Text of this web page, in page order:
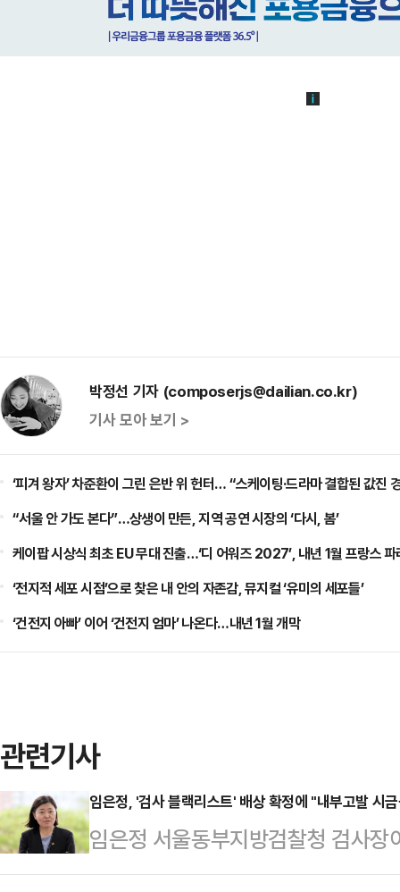
박정선 기자 (composerjs@dailian.co.kr)
기사 모아 보기 >
‘피겨 왕자’ 차준환이 그린 은반 위 헌터… “스케이팅·드라마 결합된 값진
“서울 안 가도 본다”…상생이 만든, 지역 공연 시장의 ‘다시, 봄’
케이팝 시상식 최초 EU 무대 진출…‘디 어워즈 2027’, 내년 1월 프랑스 파
‘전지적 세포 시점’으로 찾은 내 안의 자존감, 뮤지컬 ‘유미의 세포들’
‘건전지 아빠’ 이어 ‘건전지 엄마’ 나온다…내년 1월 개막
관련기사
임은정, '검사 블랙리스트' 배상 확정에 "내부고발 시
임은정 서울동부지방검찰청 검사
랙리스트'에 올라 불이익을 받았다